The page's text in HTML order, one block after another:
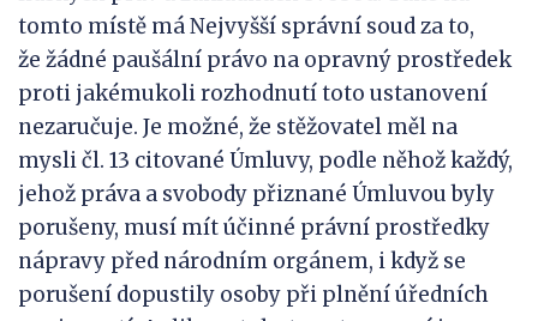
tomto místě má Nejvyšší správní soud za to,
že žádné paušální právo na opravný prostředek
proti jakémukoli rozhodnutí toto ustanovení
nezaručuje. Je možné, že stěžovatel měl na
mysli čl. 13 citované Úmluvy, podle něhož každý,
jehož práva a svobody přiznané Úmluvou byly
porušeny, musí mít účinné právní prostředky
nápravy před národním orgánem, i když se
porušení dopustily osoby při plnění úředních